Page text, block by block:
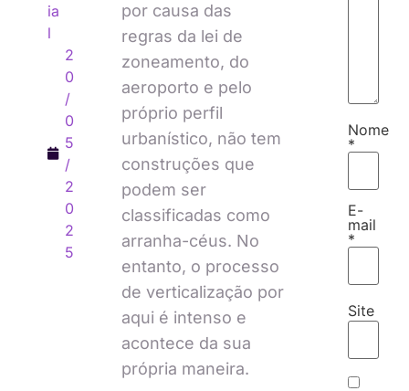
ia
l
2
0
/
0
5
/
2
0
2
5
por causa das
regras da lei de
zoneamento, do
aeroporto e pelo
próprio perfil
urbanístico, não tem
construções que
podem ser
classificadas como
arranha-céus. No
entanto, o processo
de verticalização por
aqui é intenso e
acontece da sua
própria maneira.
Nome
*
E-
mail
*
Site